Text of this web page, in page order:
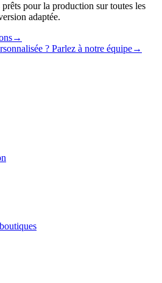
pour la production sur toutes les
adaptée.
→
? Parlez à notre équipe→